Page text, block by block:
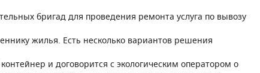
бригад для проведения ремонта услуга по вывозу
жилья. Есть несколько вариантов решения
и договорится с экологическим оператором о